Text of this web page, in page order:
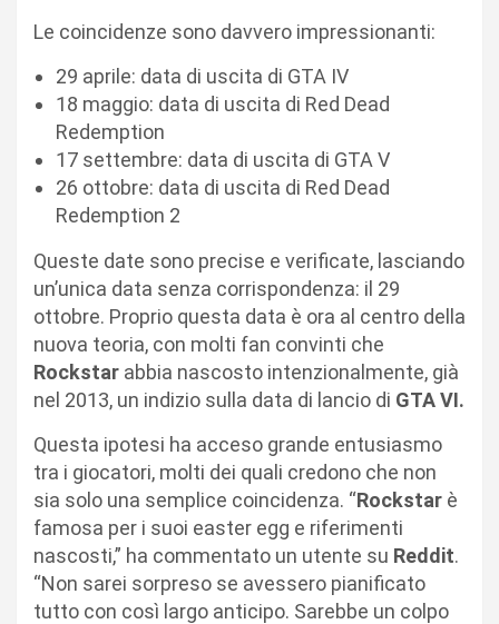
Le coincidenze sono davvero impressionanti:
29 aprile: data di uscita di GTA IV
18 maggio: data di uscita di Red Dead
Redemption
17 settembre: data di uscita di GTA V
26 ottobre: data di uscita di Red Dead
Redemption 2
Queste date sono precise e verificate, lasciando
un’unica data senza corrispondenza: il 29
ottobre. Proprio questa data è ora al centro della
nuova teoria, con molti fan convinti che
Rockstar abbia nascosto intenzionalmente, già
nel 2013, un indizio sulla data di lancio di GTA VI.
Questa ipotesi ha acceso grande entusiasmo
tra i giocatori, molti dei quali credono che non
sia solo una semplice coincidenza. “Rockstar è
famosa per i suoi easter egg e riferimenti
nascosti,” ha commentato un utente su Reddit.
“Non sarei sorpreso se avessero pianificato
tutto con così largo anticipo. Sarebbe un colpo